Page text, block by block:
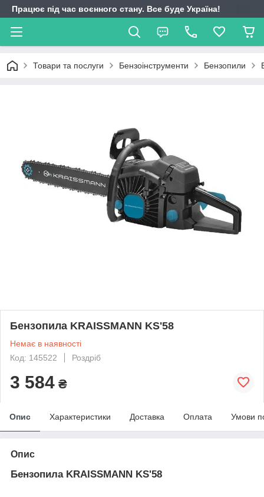
Працює під час воєнного стану. Все буде Україна!
Товари та послуги Бензоінструменти Бензопили
Бензопила KRAISSMANN KS'58
Немає в наявності
Код: 145522
Роздріб
3 584 ₴
Опис Характеристики Доставка Оплата Умови
Опис
Бензопила KRAISSMANN KS'58